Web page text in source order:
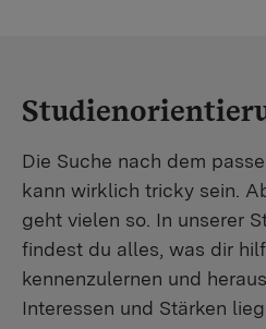
Die Suche nach dem
kann wirklich tricky sein.
geht vielen so. In unserer
findest du alles, was dir
kennenzulernen und
Interessen und Stärken